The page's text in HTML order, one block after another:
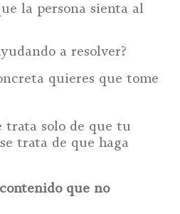
la persona sienta al
a resolver?
quieres que tome
trata solo de que tu
trata de que haga
que no